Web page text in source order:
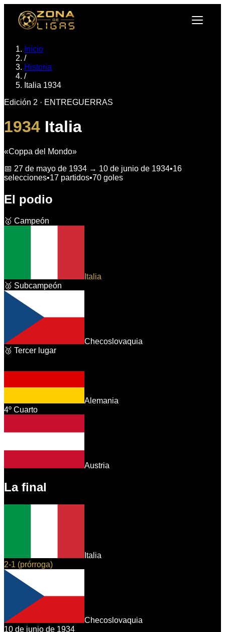
Inicio
/
Historia
/
Italia 1934
Edición 2 · ENTREGUERRAS
1934 Italia
«Coppa del Mondo»
📅 27 de mayo de 1934 → 10 de junio de 1934•16
selecciones•17 partidos•70 goles
El podio
🥇 Campeón
Italia
🥈 Subcampeón
Checoslovaquia
🥉 Tercer lugar
Alemania
4º Cuarto
Austria
La final
Italia
2-1 (prórroga)
Checoslovaquia
10 de junio de 1934